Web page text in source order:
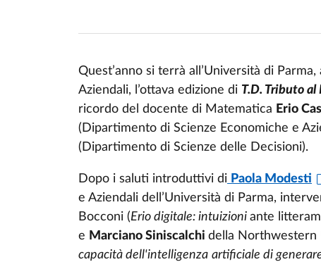
Event description
Quest’anno si terrà all’Università di
Aziendali, l’ottava edizione di T.D. Tributo al
ricordo del docente di Matematica Erio
(Dipartimento di Scienze Economiche e
(Dipartimento di Scienze delle Decisioni).
Dopo i saluti introduttivi di Paola Modesti
e Aziendali dell’Università di Parma,
Bocconi (Erio digitale: intuizioni ante litteram
e Marciano Siniscalchi della Northwestern
capacità dell'intelligenza artificiale di